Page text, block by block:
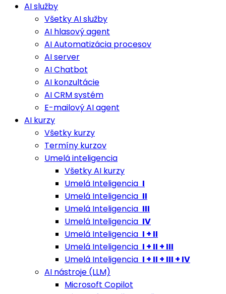
AI služby
Všetky AI služby
AI hlasový agent
AI Automatizácia procesov
AI server
AI Chatbot
AI konzultácie
AI CRM systém
E-mailový AI agent
AI kurzy
Všetky kurzy
Termíny kurzov
Umelá inteligencia
Všetky AI kurzy
Umelá Inteligencia I
Umelá Inteligencia II
Umelá Inteligencia III
Umelá Inteligencia IV
Umelá Inteligencia I + II
Umelá Inteligencia I + II + III
Umelá Inteligencia I + II + III + IV
AI nástroje (LLM)
Microsoft Copilot